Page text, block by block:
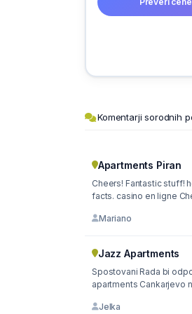
Komentarji sorodnih
Apartments Piran
Cheers! Fantastic stuff!
facts. casino en ligne
Mariano
Jazz Apartments
Spostovani Rada bi
apartments Cankarjevo
Jelka